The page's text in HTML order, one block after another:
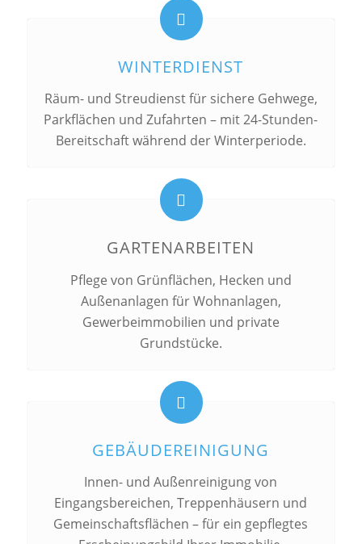
WINTERDIENST
Räum- und Streudienst für sichere Gehwege,
Parkflächen und Zufahrten – mit 24-Stunden-
Bereitschaft während der Winterperiode.
GARTENARBEITEN
Pflege von Grünflächen, Hecken und
Außenanlagen für Wohnanlagen,
Gewerbeimmobilien und private
Grundstücke.
GEBÄUDEREINIGUNG
Innen- und Außenreinigung von
Eingangsbereichen, Treppenhäusern und
Gemeinschaftsflächen – für ein gepflegtes